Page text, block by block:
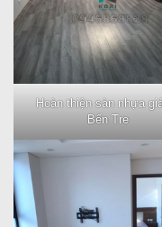
Hoàn thiện sàn nhựa
Bến Tre